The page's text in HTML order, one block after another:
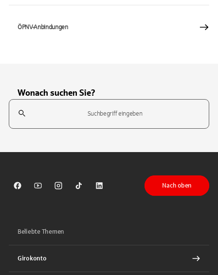
ÖPNV-Anbindungen
Wonach suchen Sie?
Suchfeld
Sparkasse auf Facebook
Sparkasse auf Youtube
Sparkasse auf Instagram
Sparkasse auf TikTok
Sparkasse auf LinkedIn
Nach oben
Beliebte Themen
Girokonto